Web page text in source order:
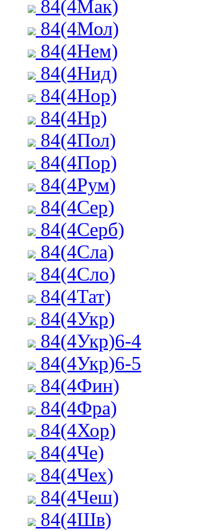
84(4Мак)
84(4Мол)
84(4Нем)
84(4Нид)
84(4Нор)
84(4Нр)
84(4Пол)
84(4Пор)
84(4Рум)
84(4Сер)
84(4Серб)
84(4Сла)
84(4Сло)
84(4Тат)
84(4Укр)
84(4Укр)6-4
84(4Укр)6-5
84(4Фин)
84(4Фра)
84(4Хор)
84(4Че)
84(4Чех)
84(4Чеш)
84(4Шв)